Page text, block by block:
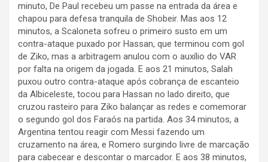
minuto, De Paul recebeu um passe na entrada da área e
chapou para defesa tranquila de Shobeir. Mas aos 12
minutos, a Scaloneta sofreu o primeiro susto em um
contra-ataque puxado por Hassan, que terminou com gol
de Ziko, mas a arbitragem anulou com o auxílio do VAR
por falta na origem da jogada. E aos 21 minutos, Salah
puxou outro contra-ataque após cobrança de escanteio
da Albiceleste, tocou para Hassan no lado direito, que
cruzou rasteiro para Ziko balançar as redes e comemorar
o segundo gol dos Faraós na partida. Aos 34 minutos, a
Argentina tentou reagir com Messi fazendo um
cruzamento na área, e Romero surgindo livre de marcação
para cabecear e descontar o marcador. E aos 38 minutos,